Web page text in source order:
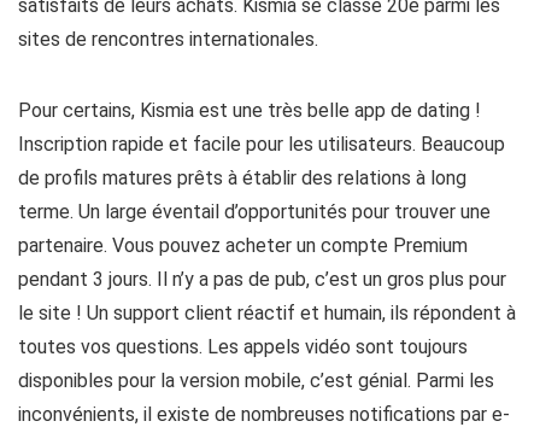
satisfaits de leurs achats. Kismia se classe 20e parmi les
sites de rencontres internationales.
Pour certains, Kismia est une très belle app de dating !
Inscription rapide et facile pour les utilisateurs. Beaucoup
de profils matures prêts à établir des relations à long
terme. Un large éventail d’opportunités pour trouver une
partenaire. Vous pouvez acheter un compte Premium
pendant 3 jours. Il n’y a pas de pub, c’est un gros plus pour
le site ! Un support client réactif et humain, ils répondent à
toutes vos questions. Les appels vidéo sont toujours
disponibles pour la version mobile, c’est génial. Parmi les
inconvénients, il existe de nombreuses notifications par e-